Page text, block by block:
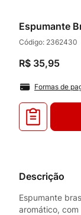
Espumante
Código: 2362430
R$ 35,95
Formas de
Descrição
Espumante
aromático,